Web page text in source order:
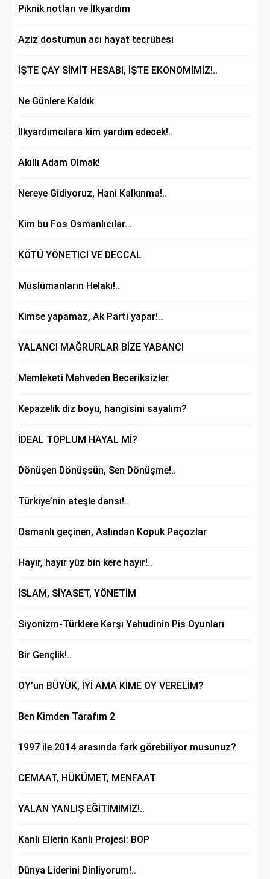
Piknik notları ve İlkyardım
Aziz dostumun acı hayat tecrübesi
İŞTE ÇAY SİMİT HESABI, İŞTE EKONOMİMİZ!..
Ne Günlere Kaldık
İlkyardımcılara kim yardım edecek!..
Akıllı Adam Olmak!
Nereye Gidiyoruz, Hani Kalkınma!..
Kim bu Fos Osmanlıcılar...
KÖTÜ YÖNETİCİ VE DECCAL
Müslümanların Helakı!..
Kimse yapamaz, Ak Parti yapar!..
YALANCI MAĞRURLAR BİZE YABANCI
Memleketi Mahveden Beceriksizler
Kepazelik diz boyu, hangisini sayalım?
İDEAL TOPLUM HAYAL Mİ?
Dönüşen Dönüşsün, Sen Dönüşme!..
Türkiye’nin ateşle dansı!..
Osmanlı geçinen, Aslından Kopuk Paçozlar
Hayır, hayır yüz bin kere hayır!..
İSLAM, SİYASET, YÖNETİM
Siyonizm-Türklere Karşı Yahudinin Pis Oyunları
Bir Gençlik!..
OY’un BÜYÜK, İYİ AMA KİME OY VERELİM?
Ben Kimden Tarafım 2
1997 ile 2014 arasında fark görebiliyor musunuz?
CEMAAT, HÜKÜMET, MENFAAT
YALAN YANLIŞ EĞİTİMİMİZ!..
Kanlı Ellerin Kanlı Projesi: BOP
Dünya Liderini Dinliyorum!..